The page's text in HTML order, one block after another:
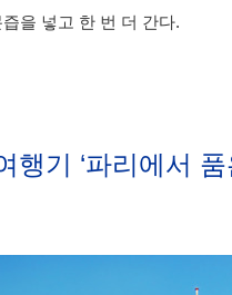
을 넣고 한 번 더 간다.
행기 ‘파리에서 품